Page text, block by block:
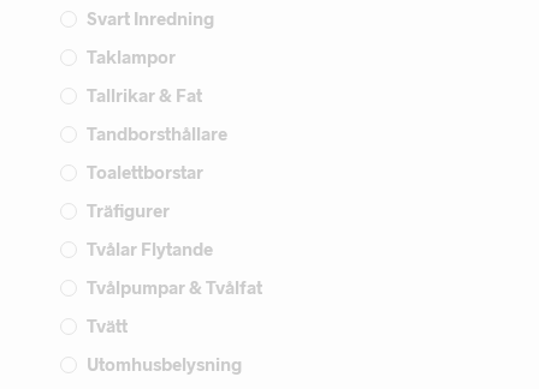
Svart Inredning
Taklampor
Tallrikar & Fat
Tandborsthållare
Toalettborstar
Träfigurer
Tvålar Flytande
Tvålpumpar & Tvålfat
Tvätt
Utomhusbelysning